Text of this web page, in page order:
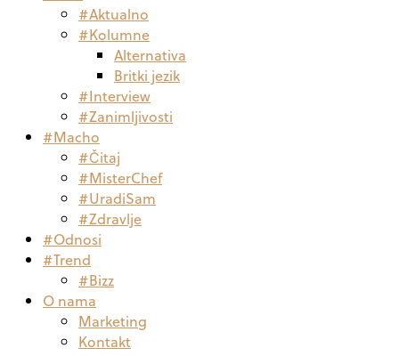
#Aktualno
#Kolumne
Alternativa
Britki jezik
#Interview
#Zanimljivosti
#Macho
#Čitaj
#MisterChef
#UradiSam
#Zdravlje
#Odnosi
#Trend
#Bizz
O nama
Marketing
Kontakt